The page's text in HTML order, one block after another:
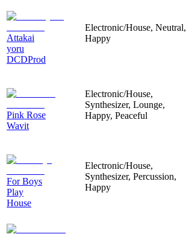
Attakai
yoru
DCDProd
Electronic/House, Neutral,
Happy
Pink Rose
Wavit
Electronic/House,
Synthesizer, Lounge,
Happy, Peaceful
For Boys
Play
House
Electronic/House,
Synthesizer, Percussion,
Happy